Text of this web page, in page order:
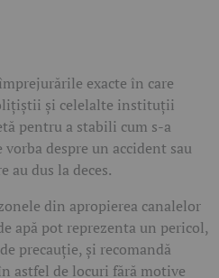
exacte în care
și celelalte instituții
pentru a stabili cum s-a
despre un accident sau
au dus la deces.
din apropierea canalelor
apă pot reprezenta un pericol,
precauție, și recomandă
astfel de locuri fără motive